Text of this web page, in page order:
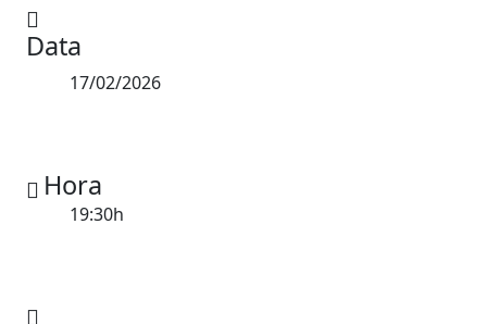
Data
17/02/2026
Hora
19:30h